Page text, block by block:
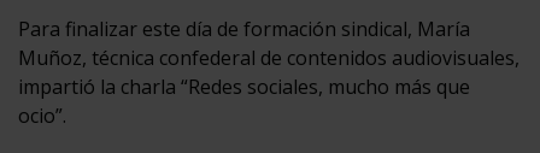
Para finalizar este día de formación sindical, María
Muñoz, técnica confederal de contenidos audiovisuales,
impartió la charla “Redes sociales, mucho más que
ocio”.